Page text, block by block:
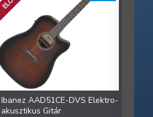
Ibanez AAD51CE-DVS Elektro-
akusztikus Gitár